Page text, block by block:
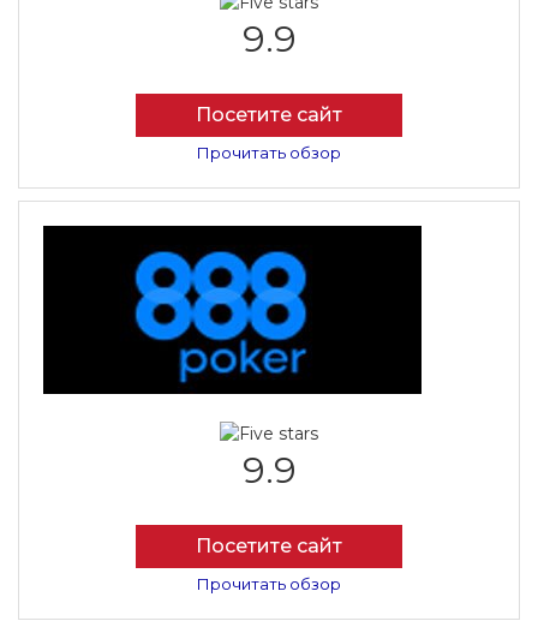
9.9
Посетите сайт
Прочитать обзор
9.9
Посетите сайт
Прочитать обзор